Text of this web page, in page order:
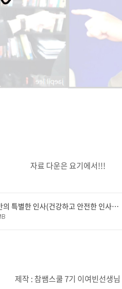
자료 다운은 요기에서!!!
우리반의 특별한 인사(건강하고 안전한 인사법) - 7기 이여빈.pptx
제작 : 참쌤스쿨 7기 이여빈선생님